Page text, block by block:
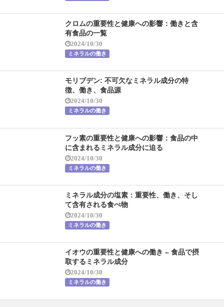
クロムの重要性と健康への影響：働きと含
有食品の一覧
2024/10/30
ミネラルの働き
モリブデン: 不可欠なミネラル成分の特
徴、働き、食品源
2024/10/30
ミネラルの働き
フッ素の重要性と健康への影響：食品の中
に含まれるミネラル成分に迫る
2024/10/30
ミネラルの働き
ミネラル成分の塩素：重要性、働き、そし
て含有される食べ物
2024/10/30
ミネラルの働き
イオウの重要性と健康への働き – 食品で摂
取するミネラル成分
2024/10/30
ミネラルの働き